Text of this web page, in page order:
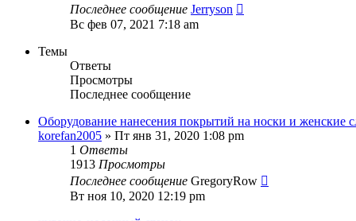
Последнее сообщение Jerryson
Вс фев 07, 2021 7:18 am
Темы
Ответы
Просмотры
Последнее сообщение
Оборудование нанесения покрытий на носки и женские
korefan2005 » Пт янв 31, 2020 1:08 pm
1 Ответы
1913 Просмотры
Последнее сообщение GregoryRow
Вт ноя 10, 2020 12:19 pm